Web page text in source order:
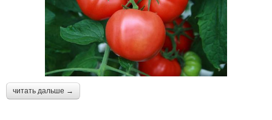
читать дальше →